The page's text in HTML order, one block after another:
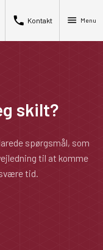
phone Kontakt menu Menu
skilt?
spørgsmål, som
til at komme
tid.